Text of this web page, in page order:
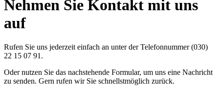
Nehmen Sie Kontakt mit uns
auf
Rufen Sie uns jederzeit einfach an unter der Telefonnummer (030)
22 15 07 91.
Oder nutzen Sie das nachstehende Formular, um uns eine Nachricht
zu senden. Gern rufen wir Sie schnellstmöglich zurück.